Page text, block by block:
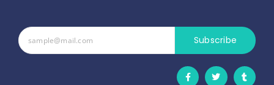
Subscribe